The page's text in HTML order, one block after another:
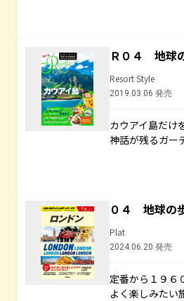
Ｒ０４ 地球
Resort Style
2019.03.06 発売
カウアイ島だけ
神話が残るガー
０４ 地球の
Plat
2024.06.20 発売
定番から１９６
よく楽しみたい